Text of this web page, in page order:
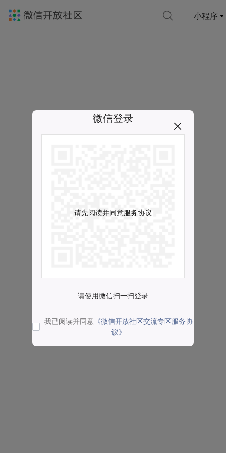
小程序
微信登录
请先阅读并同意服务协议
请使用微信扫一扫登录
我已阅读并同意 《微信开放社区交流专区服务协
议》